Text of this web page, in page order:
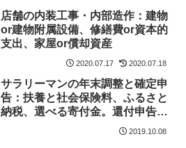
店舗の内装工事・内部造作：建物
or建物附属設備、修繕費or資本的
支出、家屋or償却資産
2020.07.17 2020.07.18
サラリーマンの年末調整と確定申
告：扶養と社会保険料、ふるさと
納税、選べる寄付金。還付申告の
2019.10.08